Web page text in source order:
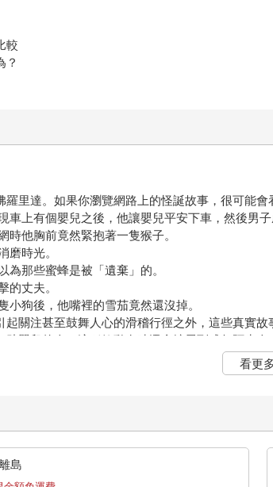
較
？
達。如果你瀏覽網路上的怪誕故事，很可能會
上有個嬰兒之後，他讓嬰兒平安下車，然後男子
他胸前竟然緊抱著一隻猴子。
時光。
那些蜜蜂是被「遺棄」的。
丈夫。
狗後，他嘴裡的雪茄竟然還沒掉。
注甚至鼓舞人心的滑稽行徑之外，這些真實故
嬰兒的人，這種衝動有時還會擴展到成年陌生人
故事中，就像佛羅里達那名孕婦，當她看到鯊
Autrey），他在一名年輕男子癲癇發作跌
鸚鵡。
（也稱為「共情」）暨助人性格或深刻思考有什
人，為什麼對世界各地其他人的苦難，又表現得視
形式的利他行為之本質，稱之為「利他衝動」
看更
島